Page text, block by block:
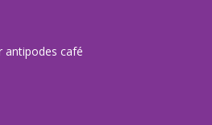
antipodes café